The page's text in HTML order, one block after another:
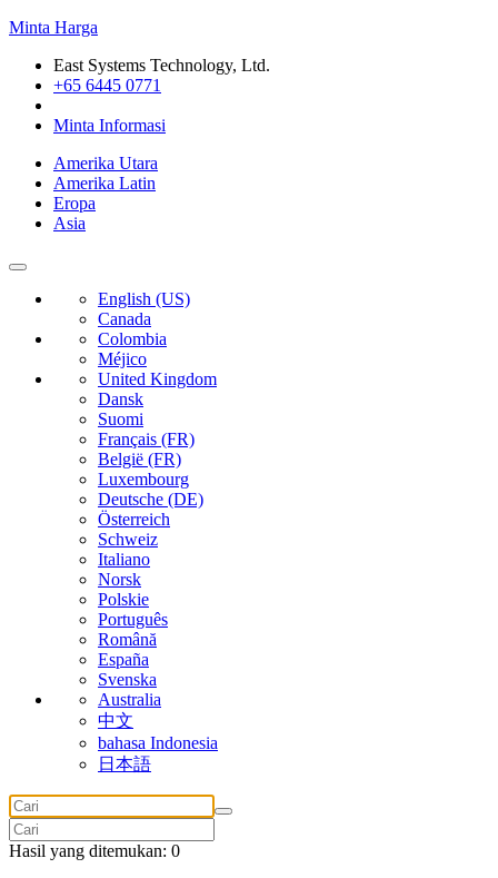
Minta Harga
East Systems Technology, Ltd.
+65 6445 0771
Minta Informasi
Amerika Utara
Amerika Latin
Eropa
Asia
English (US)
Canada
Colombia
Méjico
United Kingdom
Dansk
Suomi
Français (FR)
België (FR)
Luxembourg
Deutsche (DE)
Österreich
Schweiz
Italiano
Norsk
Polskie
Português
Română
España
Svenska
Australia
中文
bahasa Indonesia
日本語
Hasil yang ditemukan: 0